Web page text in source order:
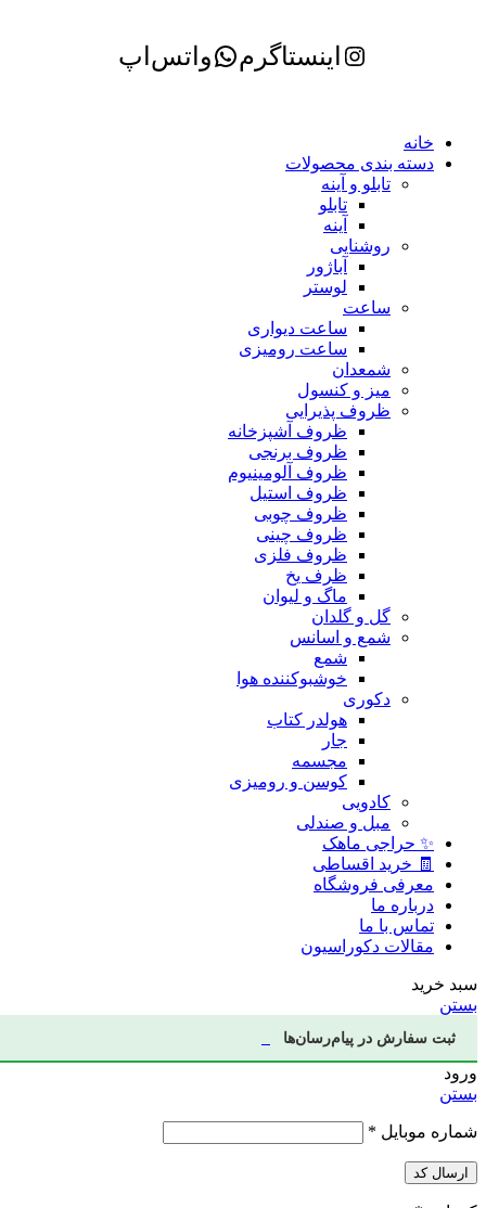
اینستاگرم واتس‌اپ
خانه
دسته بندی محصولات
تابلو و آینه
تابلو
آینه
روشنایی
آباژور
لوستر
ساعت
ساعت دیواری
ساعت رومیزی
شمعدان
میز و کنسول
ظروف پذیرایی
ظروف آشپزخانه
ظروف برنجی
ظروف آلومینیوم
ظروف استیل
ظروف چوبی
ظروف چینی
ظروف فلزی
ظرف یخ
ماگ و لیوان
گل و گلدان
شمع و اسانس
شمع
خوشبوکننده هوا
دکوری
هولدر کتاب
جار
مجسمه
کوسن و رومیزی
کادویی
مبل و صندلی
✨ حراجی ماهک
🧾 خرید اقساطی
معرفی فروشگاه
درباره ما
تماس با ما
مقالات دکوراسیون
سبد خرید
بستن
ثبت سفارش در پیام‌رسان‌ها
ورود
بستن
شماره موبایل *
ارسال کد